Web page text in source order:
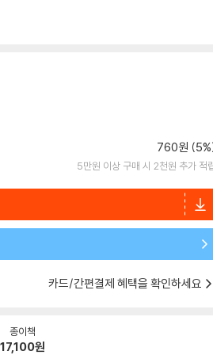
760원
5만원 이상 구매 시 2천원 추가 적
카드/간편결제 혜택을 확인하세요
종이책
17,100원